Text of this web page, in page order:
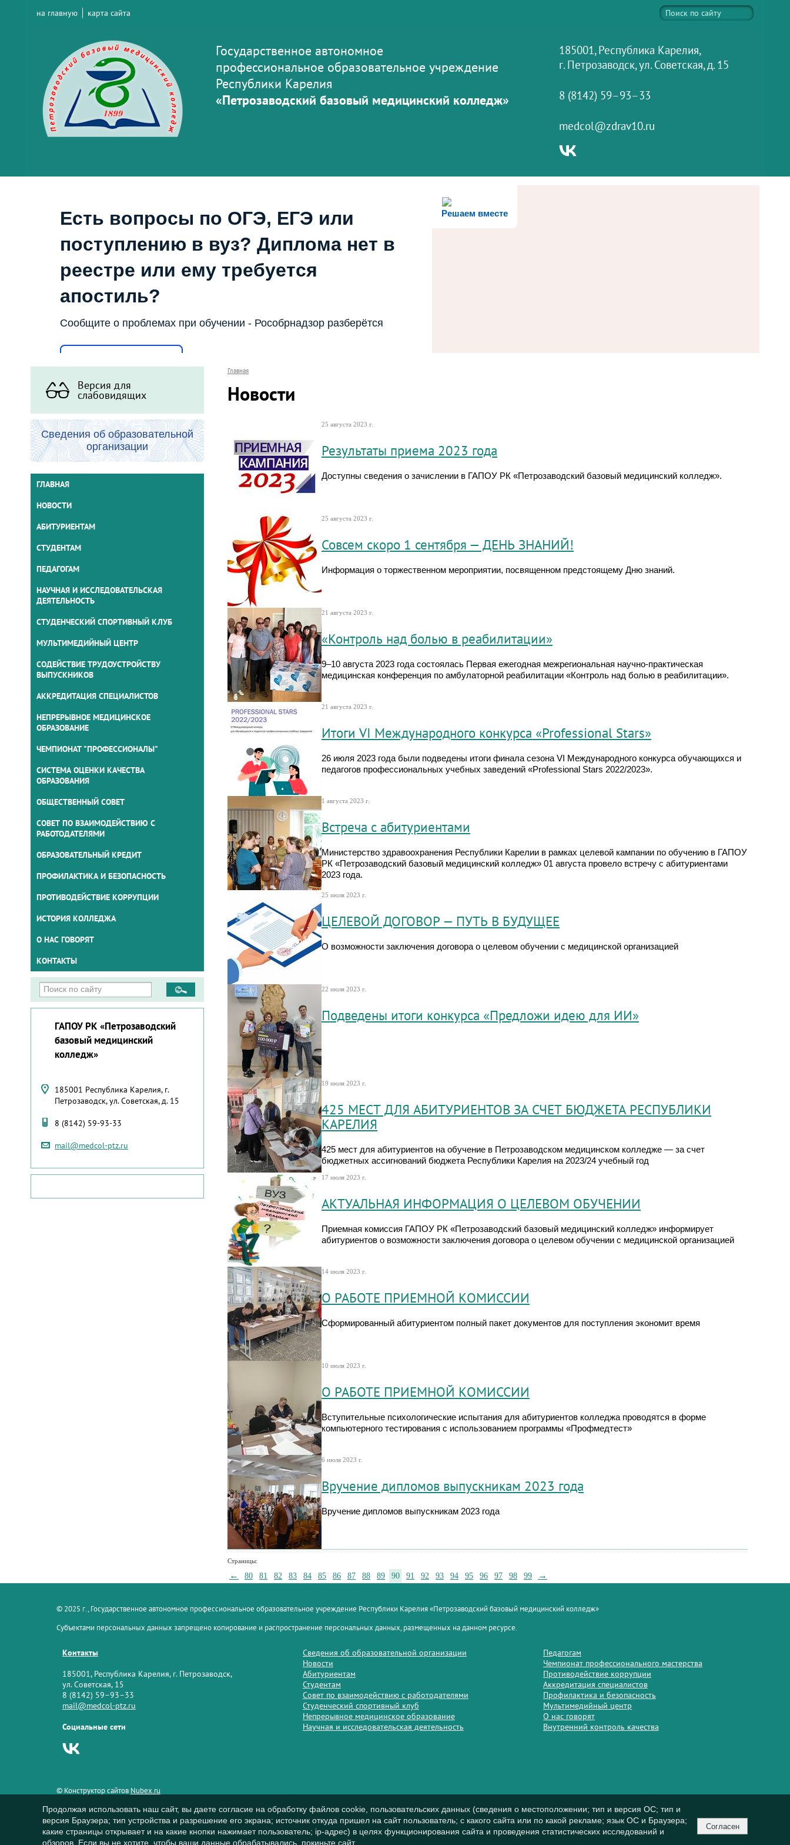
на главную карта сайта
Государственное автономное
профессиональное образовательное учреждение
Республики Карелия
«Петрозаводский базовый медицинский колледж»
185001, Республика Карелия,
г. Петрозаводск, ул. Советская, д. 15
8 (8142) 59–93–33
medcol@zdrav10.ru
Решаем вместе
Есть вопросы по ОГЭ, ЕГЭ или
поступлению в вуз? Диплома нет в
реестре или ему требуется
апостиль?
Сообщите о проблемах при обучении - Рособрнадзор разберётся
Версия для
слабовидящих
Сведения об образовательной
организации
ГЛАВНАЯ
НОВОСТИ
АБИТУРИЕНТАМ
СТУДЕНТАМ
ПЕДАГОГАМ
НАУЧНАЯ И ИССЛЕДОВАТЕЛЬСКАЯ
ДЕЯТЕЛЬНОСТЬ
СТУДЕНЧЕСКИЙ СПОРТИВНЫЙ КЛУБ
МУЛЬТИМЕДИЙНЫЙ ЦЕНТР
СОДЕЙСТВИЕ ТРУДОУСТРОЙСТВУ
ВЫПУСКНИКОВ
АККРЕДИТАЦИЯ СПЕЦИАЛИСТОВ
НЕПРЕРЫВНОЕ МЕДИЦИНСКОЕ
ОБРАЗОВАНИЕ
ЧЕМПИОНАТ "ПРОФЕССИОНАЛЫ"
СИСТЕМА ОЦЕНКИ КАЧЕСТВА
ОБРАЗОВАНИЯ
ОБЩЕСТВЕННЫЙ СОВЕТ
СОВЕТ ПО ВЗАИМОДЕЙСТВИЮ С
РАБОТОДАТЕЛЯМИ
ОБРАЗОВАТЕЛЬНЫЙ КРЕДИТ
ПРОФИЛАКТИКА И БЕЗОПАСНОСТЬ
ПРОТИВОДЕЙСТВИЕ КОРРУПЦИИ
ИСТОРИЯ КОЛЛЕДЖА
О НАС ГОВОРЯТ
КОНТАКТЫ
ГАПОУ РК «Петрозаводский
базовый медицинский
колледж»
185001 Республика Карелия, г.
Петрозаводск, ул. Советская, д. 15
8 (8142) 59-93-33
mail@medcol-ptz.ru
Главная
Новости
25 августа 2023 г.
Результаты приема 2023 года
Доступны сведения о зачислении в ГАПОУ РК «Петрозаводский базовый медицинский колледж».
25 августа 2023 г.
Совсем скоро 1 сентября — ДЕНЬ ЗНАНИЙ!
Информация о торжественном мероприятии, посвященном предстоящему Дню знаний.
21 августа 2023 г.
«Контроль над болью в реабилитации»
9–10 августа 2023 года состоялась Первая ежегодная межрегиональная научно-практическая
медицинская конференция по амбулаторной реабилитации «Контроль над болью в реабилитации».
21 августа 2023 г.
Итоги VI Международного конкурса «Professional Stars»
26 июля 2023 года были подведены итоги финала сезона VI Международного конкурса обучающихся и
педагогов профессиональных учебных заведений «Professional Stars 2022/2023».
1 августа 2023 г.
Встреча с абитуриентами
Министерство здравоохранения Республики Карелии в рамках целевой кампании по обучению в ГАПОУ
РК «Петрозаводский базовый медицинский колледж» 01 августа провело встречу с абитуриентами
2023 года.
25 июля 2023 г.
ЦЕЛЕВОЙ ДОГОВОР — ПУТЬ В БУДУЩЕЕ
О возможности заключения договора о целевом обучении с медицинской организацией
22 июля 2023 г.
Подведены итоги конкурса «Предложи идею для ИИ»
19 июля 2023 г.
425 МЕСТ ДЛЯ АБИТУРИЕНТОВ ЗА СЧЕТ БЮДЖЕТА РЕСПУБЛИКИ
КАРЕЛИЯ
425 мест для абитуриентов на обучение в Петрозаводском медицинском колледже — за счет
бюджетных ассигнований бюджета Республики Карелия на 2023/24 учебный год
17 июля 2023 г.
АКТУАЛЬНАЯ ИНФОРМАЦИЯ О ЦЕЛЕВОМ ОБУЧЕНИИ
Приемная комиссия ГАПОУ РК «Петрозаводский базовый медицинский колледж» информирует
абитуриентов о возможности заключения договора о целевом обучении с медицинской организацией
14 июля 2023 г.
О РАБОТЕ ПРИЕМНОЙ КОМИССИИ
Сформированный абитуриентом полный пакет документов для поступления экономит время
10 июля 2023 г.
О РАБОТЕ ПРИЕМНОЙ КОМИССИИ
Вступительные психологические испытания для абитуриентов колледжа проводятся в форме
компьютерного тестирования с использованием программы «Профмедтест»
6 июля 2023 г.
Вручение дипломов выпускникам 2023 года
Вручение дипломов выпускникам 2023 года
Страницы:
← 80 81 82 83 84 85 86 87 88 89 90 91 92 93 94 95 96 97 98 99 →
© 2025 г., Государственное автономное профессиональное образовательное учреждение Республики Карелия «Петрозаводский базовый медицинский колледж»
Субъектами персональных данных запрещено копирование и распространение персональных данных, размещенных на данном ресурсе.
Контакты
185001, Республика Карелия, г. Петрозаводск,
ул. Советская, 15
8 (8142) 59–93–33
mail@medcol-ptz.ru
Социальные сети
Сведения об образовательной организации
Новости
Абитуриентам
Студентам
Совет по взаимодействию с работодателями
Студенческий спортивный клуб
Непрерывное медицинское образование
Научная и исследовательская деятельность
Педагогам
Чемпионат профессионального мастерства
Противодействие коррупции
Аккредитация специалистов
Профилактика и безопасность
Мультимедийный центр
О нас говорят
Внутренний контроль качества
© Конструктор сайтов Nubex.ru
Продолжая использовать наш сайт, вы даете согласие на обработку файлов cookie, пользовательских данных (сведения о местоположении; тип и версия ОС; тип и
версия Браузера; тип устройства и разрешение его экрана; источник откуда пришел на сайт пользователь; с какого сайта или по какой рекламе; язык ОС и Браузера;
какие страницы открывает и на какие кнопки нажимает пользователь; ip-адрес) в целях функционирования сайта и проведения статистических исследований и
обзоров. Если вы не хотите, чтобы ваши данные обрабатывались, покиньте сайт.
Согласен